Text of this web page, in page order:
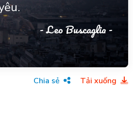
- Leo Buscaglia -
Chia sẻ Tải xuống